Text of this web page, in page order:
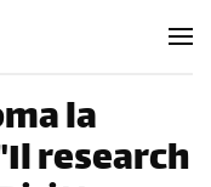
la
research